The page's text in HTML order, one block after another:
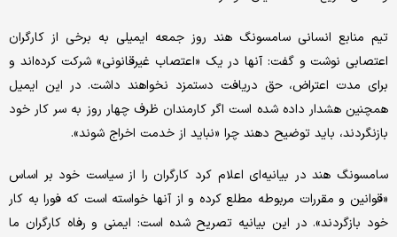
تیم منابع انسانی سامسونگ هند روز جمعه ایمیلی به برخی از کارگران
اعتصابی نوشت و گفت: آنها در یک «اعتصاب غیرقانونی» شرکت کرده‌اند و
برای مدت اعتراض، حق دریافت دستمزد نخواهند داشت. در این ایمیل
همچنین هشدار داده شده است اگر کارمندان ظرف چهار روز به سر کار خود
بازنگردند، باید توضیح دهند چرا «نباید از خدمت اخراج شوند».
سامسونگ هند در بیانیه‌ای اعلام کرد کارگران را از سیاست خود بر اساس
«قوانین و مقررات مربوطه مطلع کرده و از آنها خواسته است که فورا به کار
خود بازگردند». در این بیانیه تصریح شده است: ایمنی و رفاه کارگران ما